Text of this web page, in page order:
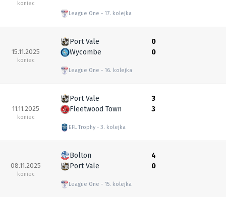
koniec
League One 17. kolejka
15.11.2025
koniec
Port Vale
Wycombe
League One 16. kolejka
0
0
11.11.2025
koniec
Port Vale
Fleetwood Town
EFL Trophy 3. kolejka
3
3
08.11.2025
koniec
Bolton
Port Vale
League One 15. kolejka
4
0